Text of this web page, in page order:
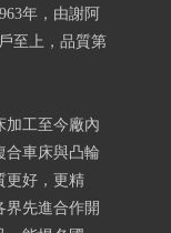
年，由謝阿
至上，品質第
加工至今廠內
合車床與凸輪
更好，更精
界先進合作開